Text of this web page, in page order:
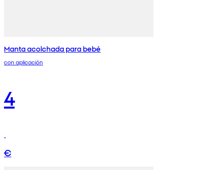
Manta acolchada para bebé
con aplicación
4
€